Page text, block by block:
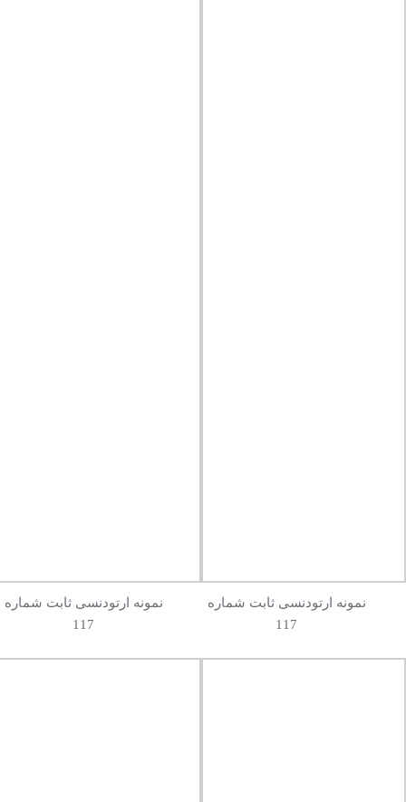
نمونه ارتودنسی ثابت شماره
117
نمونه ارتودنسی ثابت شماره
117